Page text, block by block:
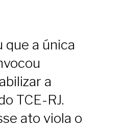
a única
a
TCE-RJ.
ato viola o